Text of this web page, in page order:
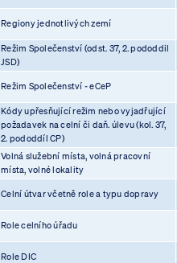
Regiony jednotlivých zemí
Režim Společenství (odst. 37, 2. pododdil
JSD)
Režim Společenství - eCeP
Kódy upřesňující režim nebo vyjadřující
požadavek na celní či daň. úlevu (kol. 37,
2. pododdíl CP)
Volná služební místa, volná pracovní
místa, volné lokality
Celní útvar včetně role a typu dopravy
Role celního úřadu
Role DIC